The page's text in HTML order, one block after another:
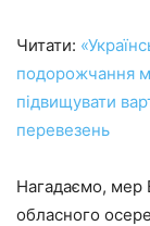
Читати:
подорожчання
підвищувати
перевезень
Нагадаємо, мер
обласного